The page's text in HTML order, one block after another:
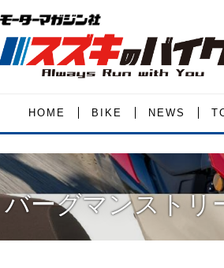
HOME BIKE NEWS
バーグマンストリ